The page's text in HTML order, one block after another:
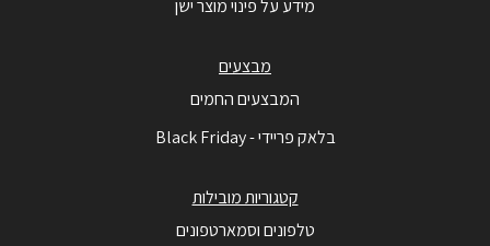
מידע על פינוי מוצר ישן
מבצעים
המבצעים החמים
בלאק פריידי - Black Friday
קטגוריות מובילות
טלפונים וסמארטפונים